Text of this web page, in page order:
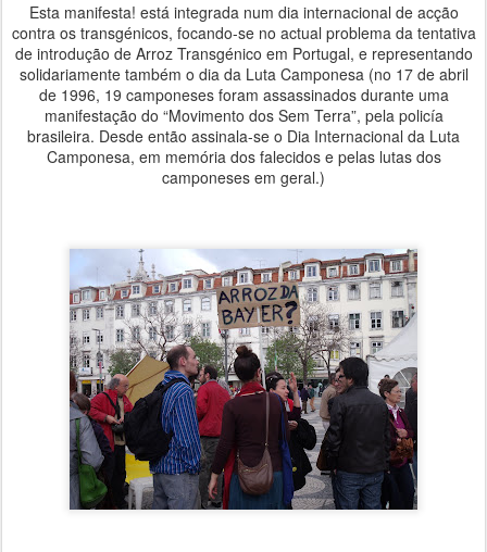
Esta manifesta! está integrada num dia internacional de acção
contra os transgénicos, focando-se no actual problema da tentativa
de introdução de Arroz Transgénico em Portugal, e representando
solidariamente também o dia da Luta Camponesa (no 17 de abril
de 1996, 19 camponeses foram assassinados durante uma
manifestação do “Movimento dos Sem Terra”, pela policía
brasileira. Desde então assinala-se o Dia Internacional da Luta
Camponesa, em memória dos falecidos e pelas lutas dos
camponeses em geral.)